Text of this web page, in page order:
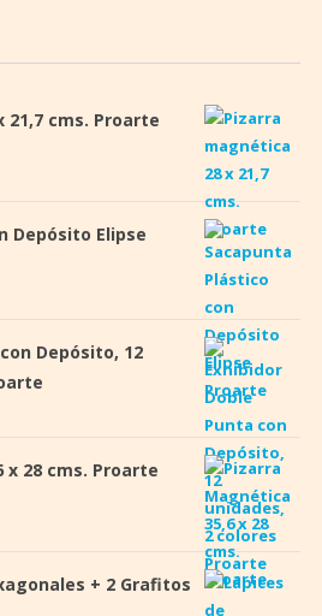
21,7 cms. Proarte
Depósito Elipse
Depósito, 12
x 28 cms. Proarte
+ 2 Grafitos